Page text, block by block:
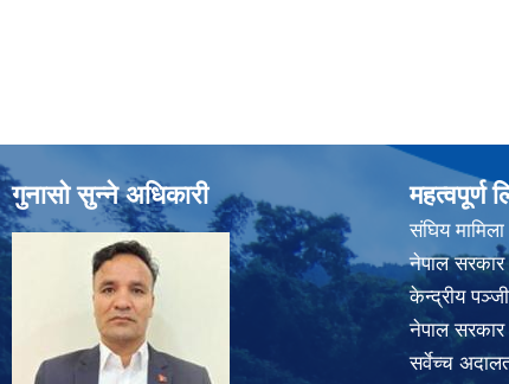
गुनासो सुन्ने अधिकारी महत्वपूर्ण
संघिय
नेपाल सरकार
केन्द्रीय
नेपाल सरकार
सर्वेच्च